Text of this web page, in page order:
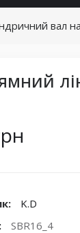
вал
K.D
SBR16_4